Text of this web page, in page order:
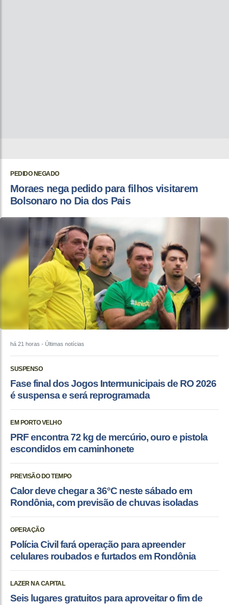
PEDIDO NEGADO
Moraes nega pedido para filhos visitarem
Bolsonaro no Dia dos Pais
há 21 horas - Últimas notícias
SUSPENSO
Fase final dos Jogos Intermunicipais de RO 2026
é suspensa e será reprogramada
EM PORTO VELHO
PRF encontra 72 kg de mercúrio, ouro e pistola
escondidos em caminhonete
PREVISÃO DO TEMPO
Calor deve chegar a 36°C neste sábado em
Rondônia, com previsão de chuvas isoladas
OPERAÇÃO
Polícia Civil fará operação para apreender
celulares roubados e furtados em Rondônia
LAZER NA CAPITAL
Seis lugares gratuitos para aproveitar o fim de